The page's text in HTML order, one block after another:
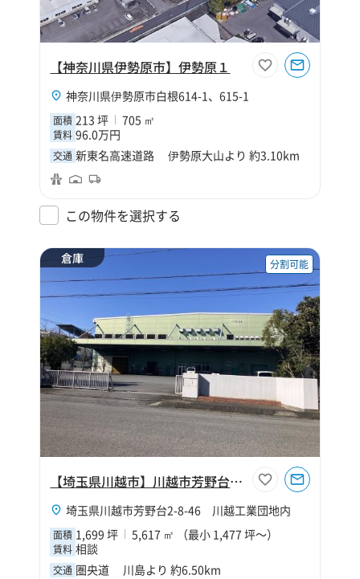
【神奈川県伊勢原市】伊勢原１
神奈川県伊勢原市白根614-1、615-1
面積 213 坪 705 ㎡
賃料 96.0万円
交通 新東名高速道路 伊勢原大山より 約3.10km
この物件を選択する
倉庫 分割可能
【埼玉県川越市】川越市芳野台倉庫
埼玉県川越市芳野台2-8-46 川越工業団地内
面積 1,699 坪 5,617 ㎡ （最小 1,477 坪～）
賃料 相談
交通 圏央道 川島より 約6.50km